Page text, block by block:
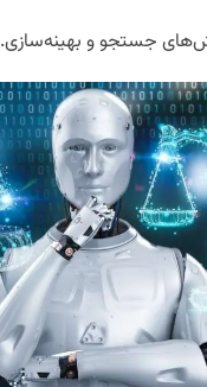
جستجو و بهینه‌سازی.